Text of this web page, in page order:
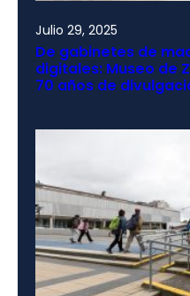
Julio 29, 2025
De gabinetes de
digitales: Museo de
70 años de